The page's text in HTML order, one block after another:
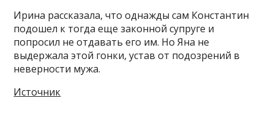
Ирина рассказала, что однажды сам Константин
подошел к тогда еще законной супруге и
попросил не отдавать его им. Но Яна не
выдержала этой гонки, устав от подозрений в
неверности мужа.
Источник